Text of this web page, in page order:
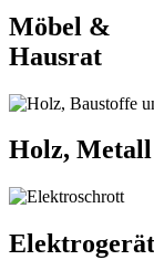
Möbel &
Hausrat
Holz,